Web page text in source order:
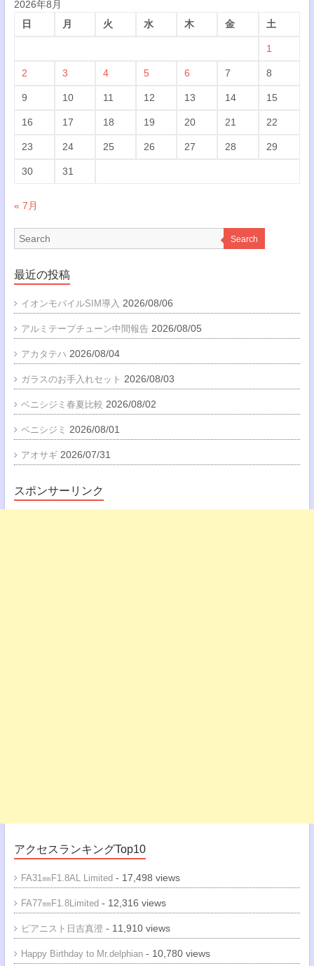
2026年8月
日
月 火 水 木 金 土
1
2 3 4 5 6 7 8
9 10 11 12 13 14 15
16 17 18 19 20 21 22
23 24 25 26 27 28 29
30 31
« 7月
Search
最近の投稿
イオンモバイルSIM導入 2026/08/06
アルミテープチューン中間報告 2026/08/05
アカタテハ 2026/08/04
ガラスのお手入れセット 2026/08/03
ベニシジミ春夏比較 2026/08/02
ベニシジミ 2026/08/01
アオサギ 2026/07/31
スポンサーリンク
アクセスランキングTop10
FA31㎜F1.8AL Limited- 17,498 views
FA77㎜F1.8Limited- 12,316 views
ピアニスト日吉真澄 - 11,910 views
Happy Birthday to Mr.delphian- 10,780 views